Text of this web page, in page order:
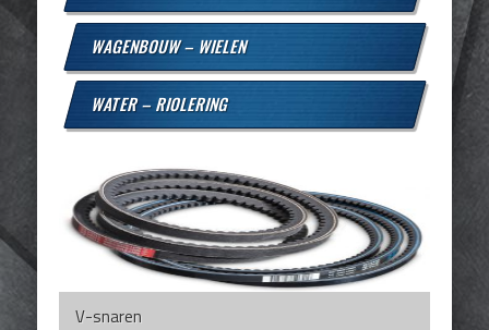
WAGENBOUW – WIELEN
WATER – RIOLERING
V-snaren